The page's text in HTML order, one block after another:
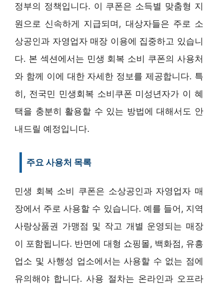
정부의 정책입니다. 이 쿠폰은 소득별 맞춤형 지
원으로 신속하게 지급되며, 대상자들은 주로 소
상공인과 자영업자 매장 이용에 집중하고 있습니
다. 본 섹션에서는 민생 회복 소비 쿠폰의 사용처
와 함께 이에 대한 자세한 정보를 제공합니다. 특
히, 전국민 민생회복 소비쿠폰 미성년자가 이 혜
택을 충분히 활용할 수 있는 방법에 대해서도 안
내드릴 예정입니다.
주요 사용처 목록
민생 회복 소비 쿠폰은 소상공인과 자영업자 매
장에서 주로 사용할 수 있습니다. 예를 들어, 지역
사랑상품권 가맹점 및 작고 개별 운영되는 매장
이 포함됩니다. 반면에 대형 쇼핑몰, 백화점, 유흥
업소 및 사행성 업소에서는 사용할 수 없는 점에
유의해야 합니다. 사용 절차는 온라인과 오프라